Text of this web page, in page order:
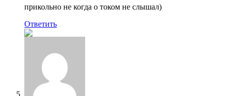
прикольно не когда о током не слышал)
Ответить